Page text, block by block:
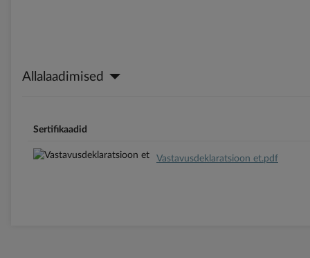
Allalaadimised
Sertifikaadid
Vastavusdeklaratsioon et.pdf